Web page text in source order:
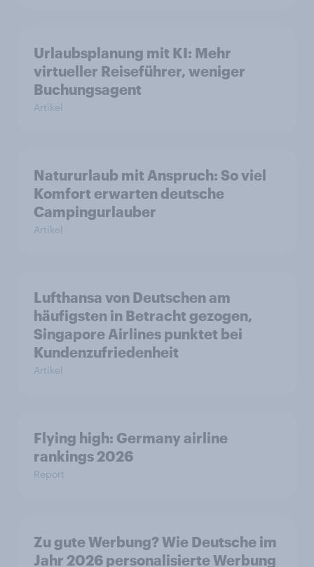
Urlaubsplanung mit KI: Mehr
virtueller Reiseführer, weniger
Buchungsagent
Artikel
Natururlaub mit Anspruch: So viel
Komfort erwarten deutsche
Campingurlauber
Artikel
Lufthansa von Deutschen am
häufigsten in Betracht gezogen,
Singapore Airlines punktet bei
Kundenzufriedenheit
Artikel
Flying high: Germany airline
rankings 2026
Report
Zu gute Werbung? Wie Deutsche im
Jahr 2026 personalisierte Werbung